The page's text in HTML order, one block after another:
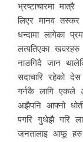
भ्रष्टाचारमा
लिएर मानव तस्कर
धन्दामा लागेका
लत्पतिएका
नाङगिदै जान
सदाचारि रहेको देस
गर्नक‌ै लागि एकले
अझैपनि आफ्नो
पगरि गुथेझै गरि
जनतालाइ आफू